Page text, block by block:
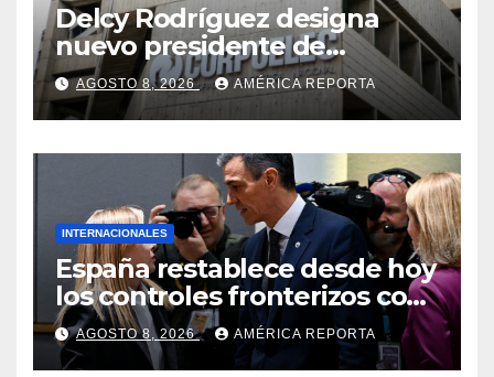
Delcy Rodríguez designa
nuevo presidente de
Corpoelec y nuevo
viceministro de Servicios
Eléctricos
AGOSTO 8, 2026 AMÉRICA REPORTA
INTERNACIONALES
España restablece desde hoy
los controles fronterizos con
Italia tras el rechazo de Roma
a retirar las restricciones
AGOSTO 8, 2026 AMÉRICA REPORTA